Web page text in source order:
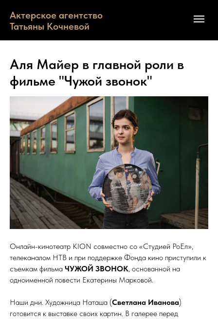
Актерское агентство
Татьяны Кочневой
Аля Майер в главной роли в
фильме "Чужой звонок"
Онлайн-кинотеатр KION совместно со «Студией РоЕл»,
телеканалом НТВ и при поддержке Фонда кино приступили к
съемкам фильма ЧУЖОЙ ЗВОНОК , основанной на
одноименной повести Екатерины Марковой.
Наши дни. Художница Наташа (Светлана Иванова)
готовится к выставке своих картин. В галерее перед